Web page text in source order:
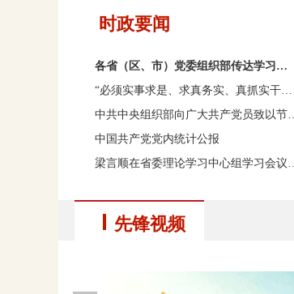
时政要闻
各省（区、市）党委组织部传达学习…
“必须实事求是、求真务实、真抓实干…
中共中央组织部向广大共产党员致以节…
中国共产党党内统计公报
梁言顺在省委理论学习中心组学习会议…
先锋视频